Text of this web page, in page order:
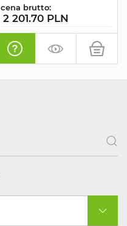
cena brutto:
2 201.70 PLN